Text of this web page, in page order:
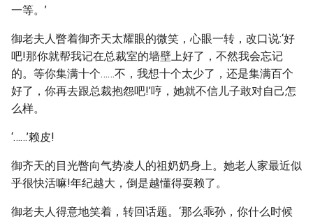
一等。’
御老夫人瞥着御齐天太耀眼的微笑，心眼一转，改口说:‘好
吧!那你就帮我记在总裁室的墙壁上好了，不然我会忘记
的。等你集满十个……不，我想十个太少了，还是集满百个
好了，你再去跟总裁抱怨吧!’哼，她就不信儿子敢对自己怎
么样。
‘……’赖皮!
御齐天的目光瞥向气势凌人的祖奶奶身上。她老人家最近似
乎很快活嘛!年纪越大，倒是越懂得耍赖了。
御老夫人得意地笑着，转回话题。‘那么乖孙，你什么时候